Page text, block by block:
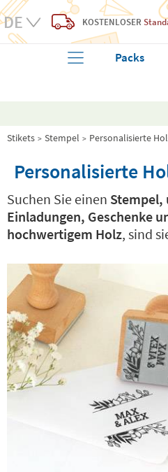
KOSTENLOSER
Packs
Stikets Stempel Personalisierte
Personalisierte
Suchen Sie einen Stempel,
Einladungen, Geschenke
hochwertigem Holz, sind